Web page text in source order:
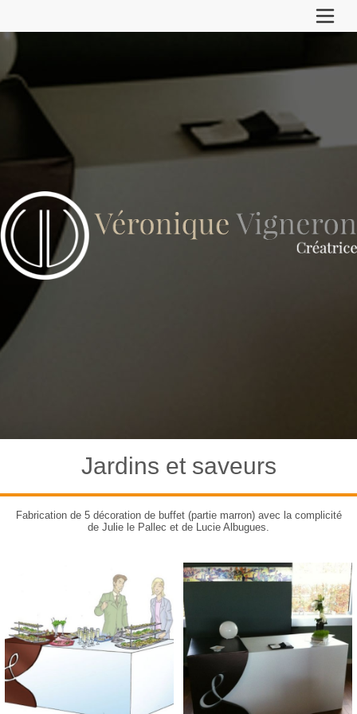
Jardins et saveurs
Fabrication de 5 décoration de buffet (partie marron) avec la complicité
de Julie le Pallec et de Lucie Albugues.